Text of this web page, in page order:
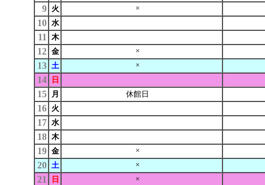
9 火 ×
10 水
11 木
12 金 ×
13 土 ×
14 日
15 月 休館日
16 火
17 水
18 木
19 金 ×
20 土 ×
21 日 ×